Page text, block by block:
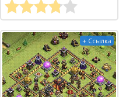
+ Ссылка